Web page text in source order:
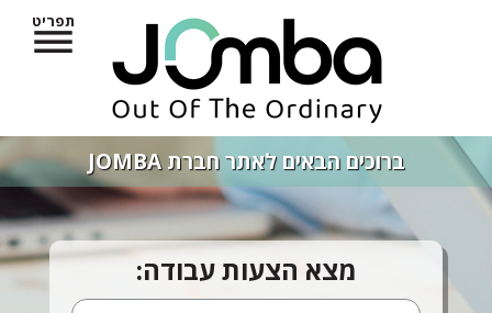
תפריט
מצא הצעות עבודה:
ברוכים הבאים לאתר חברת JOMBA